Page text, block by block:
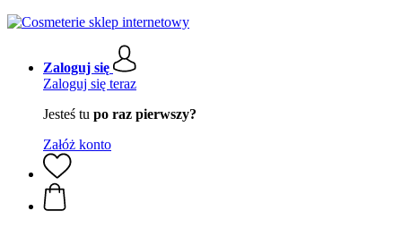
Zaloguj się
Zaloguj się teraz
Jesteś tu po raz pierwszy?
Załóż konto